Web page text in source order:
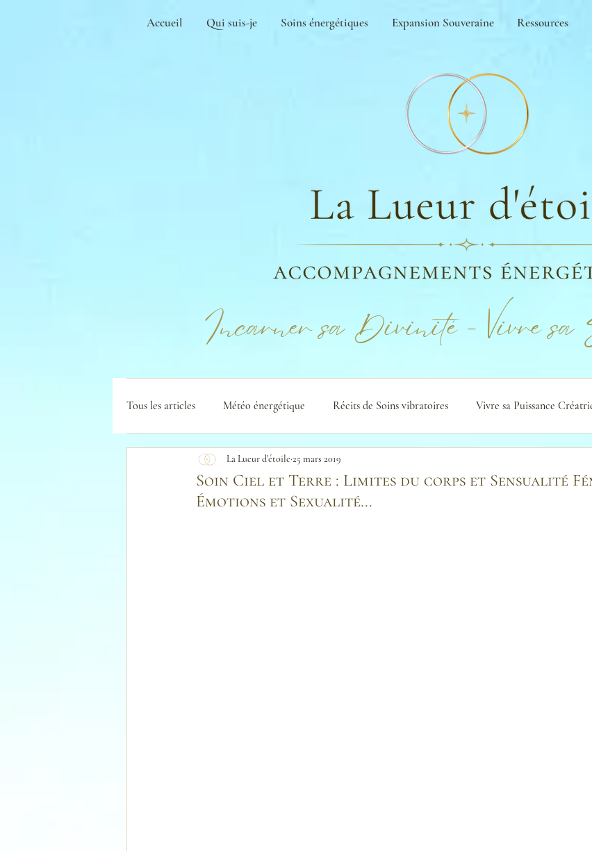
Accueil Qui suis-je Soins énergétiques Expansion Souveraine Ressources
Incarner sa Divinité - Vivre sa
Tous les articles Météo énergétique Récits de Soins vibratoires Vivre sa Puissance
Soin Ciel et Terre : Limites du corps et Sensualité
Émotions et Sexualité...
La Lueur d'étoile 25 mars 2019